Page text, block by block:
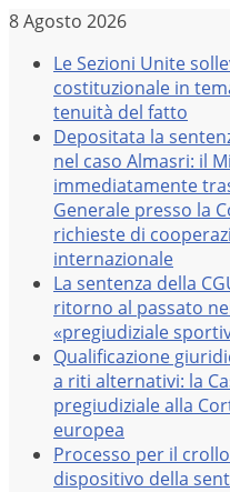
Salta
contenuto
8 Agosto 2026
Le Sezioni Unite
costituzionale in
tenuità del fatto
Depositata la
nel caso Almasri: il
immediatamente
Generale presso la
richieste di
internazionale
La sentenza della
ritorno al passato
«pregiudiziale
Qualificazione
a riti alternativi: la
pregiudiziale alla
europea
Processo per il
dispositivo della